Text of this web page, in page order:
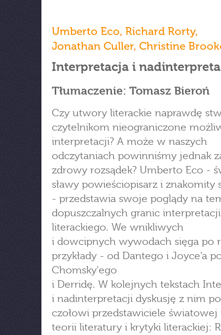
Umberto Eco, Richard Rorty,
Jonathan Culler, Christine
Interpretacja i
Tłumaczenie: Tomasz Bieroń
Czy utwory literackie naprawdę
czytelnikom nieograniczone
interpretacji? A może w naszych
odczytaniach powinniśmy jednak
zdrowy rozsądek? Umberto Eco -
sławy powieściopisarz i znakomity
- przedstawia swoje poglądy na
dopuszczalnych granic interpretacji
literackiego. We wnikliwych
i dowcipnych wywodach sięga po
przykłady - od Dantego i Joyce'a
Chomsky'ego
i Derridę. W kolejnych tekstach
i nadinterpretacji dyskusję z nim
czołowi przedstawiciele światowej
teorii literatury i krytyki literackiej: